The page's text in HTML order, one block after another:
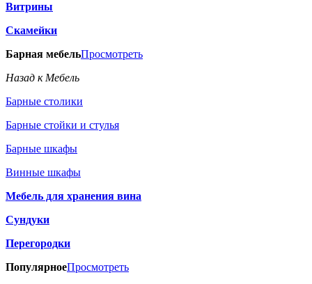
Витрины
Скамейки
Барная мебельПросмотреть
Назад к Мебель
Барные столики
Барные стойки и стулья
Барные шкафы
Винные шкафы
Мебель для хранения вина
Сундуки
Перегородки
ПопулярноеПросмотреть